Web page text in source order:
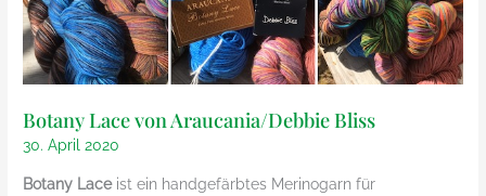
Botany Lace von Araucania/Debbie Bliss
30. April 2020
Botany Laceist ein handgefärbtes Merinogarn für